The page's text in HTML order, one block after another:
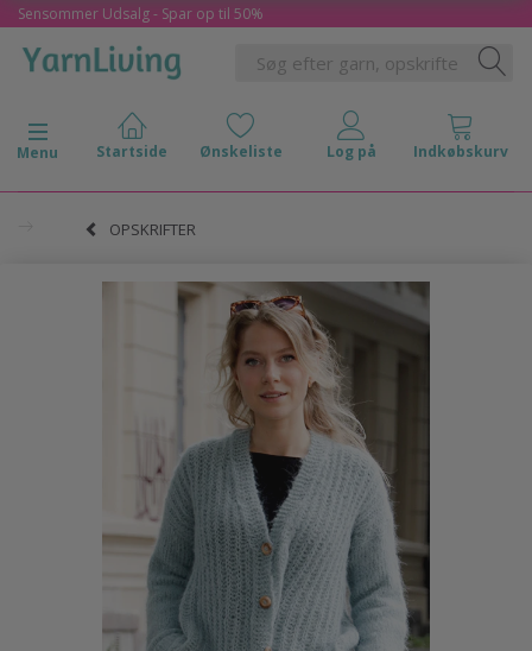
Sensommer Udsalg - Spar op til 50%
Skifte navigation
Menu
OPSKRIFTER